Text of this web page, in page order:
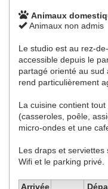
Animaux
Animaux non admis
Le studio est au rez-
accessible depuis le
partagé orienté au sud
rend particulièrement
La cuisine contient
(casseroles, poêle,
micro-ondes et une
Les draps et serviettes
Wifi et le parking privé.
Arrivée